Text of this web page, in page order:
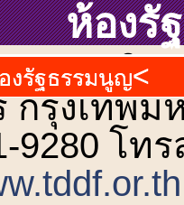
ห้องรั
งรัฐธรรมนูญ
2 ถนนวิ
กรุงเทพม
9280 โท